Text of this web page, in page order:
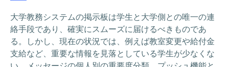
大学教務システムの掲示板は学生と大学側との唯一の連
絡手段であり、確実にスムーズに届けるべきものであ
る。しかし、現在の状況では、例えば教室変更や給付金
支給など、重要な情報を見落としている学生が少なくな